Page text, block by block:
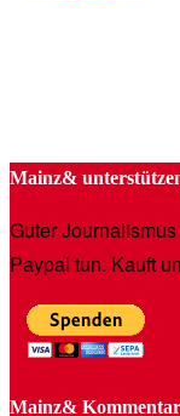
Mainz&
Guter
Paypal tun. Kauft
Mainz&